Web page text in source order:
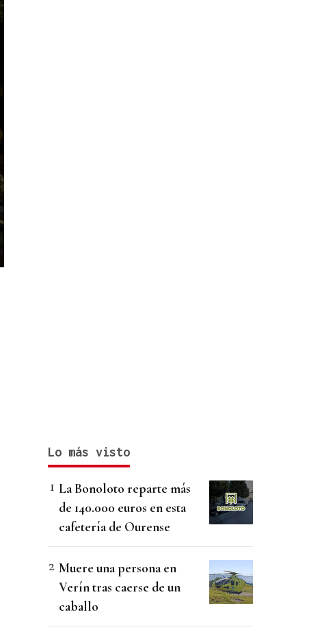
Lo más visto
La Bonoloto reparte más
de 140.000 euros en esta
cafetería de Ourense
Muere una persona en
Verín tras caerse de un
caballo